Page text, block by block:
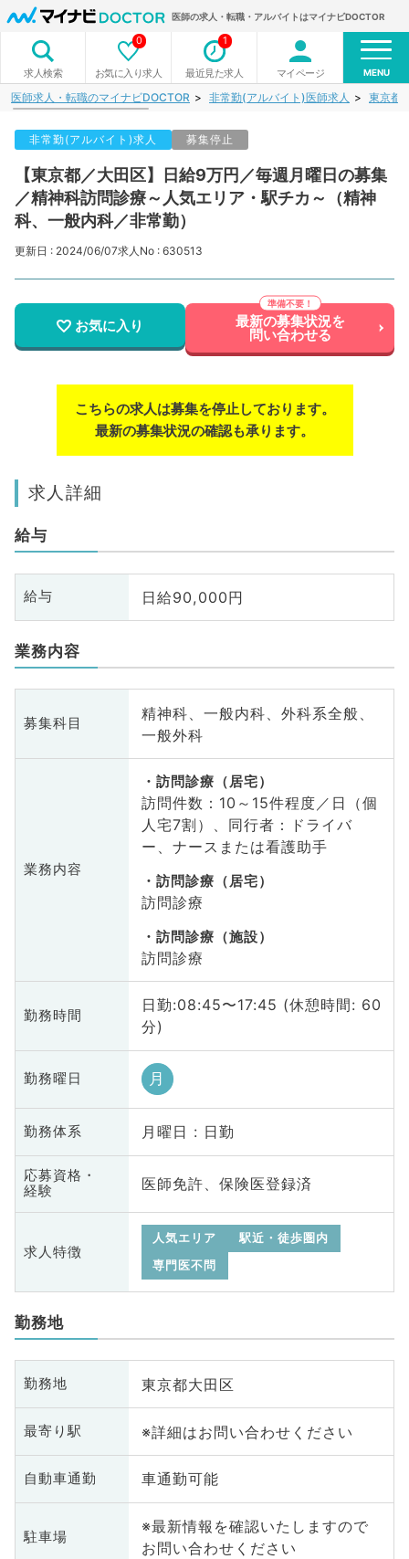
医師の求人・転職・アルバイトはマイナビDOCTOR
求人検索 お気に入り求人
0
最近見た求人
1
マイページ MENU
医師求人・転職のマイナビDOCTOR 非常勤(アルバイト)医師求人 東京都
非常勤(アルバイト)求人 募集停止
【東京都／大田区】日給9万円／毎週月曜日の募集
／精神科訪問診療～人気エリア・駅チカ～（精神
科、一般内科／非常勤）
更新日 : 2024/06/07求人No : 630513
お気に入り 最新の募集状況を
問い合わせる
こちらの求人は募集を停止しております。
最新の募集状況の確認も承ります。
求人詳細
給与
給与 日給90,000円
業務内容
募集科目
精神科、一般内科、外科系全般、
一般外科
業務内容
訪問診療（居宅）
訪問件数：10～15件程度／日（個
人宅7割）、同行者：ドライバ
ー、ナースまたは看護助手
訪問診療（居宅）
訪問診療
訪問診療（施設）
訪問診療
勤務時間
日勤:08:45〜17:45 (休憩時間: 60
分)
勤務曜日 月
勤務体系 月曜日 : 日勤
応募資格・
経験
医師免許、保険医登録済
求人特徴
人気エリア
駅近・徒歩圏内
専門医不問
勤務地
勤務地 東京都大田区
最寄り駅 ※詳細はお問い合わせください
自動車通勤 車通勤可能
駐車場
※最新情報を確認いたしますので
お問い合わせください